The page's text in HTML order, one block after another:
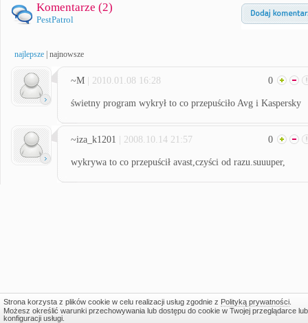
Komentarze (2)
PestPatrol
najlepsze najnowsze
~M | 2010.01.08 16:28 0
świetny program wykrył to co przepuściło Avg i Kaspersky
~iza_k1201 | 2008.10.14 21:57 0
wykrywa to co przepuścił avast,czyści od razu.suuuper,
Strona korzysta z plików cookie w celu realizacji usług zgodnie z Polityką prywatności.
Możesz określić warunki przechowywania lub dostępu do cookie w Twojej przeglądarce lub
konfiguracji usługi.